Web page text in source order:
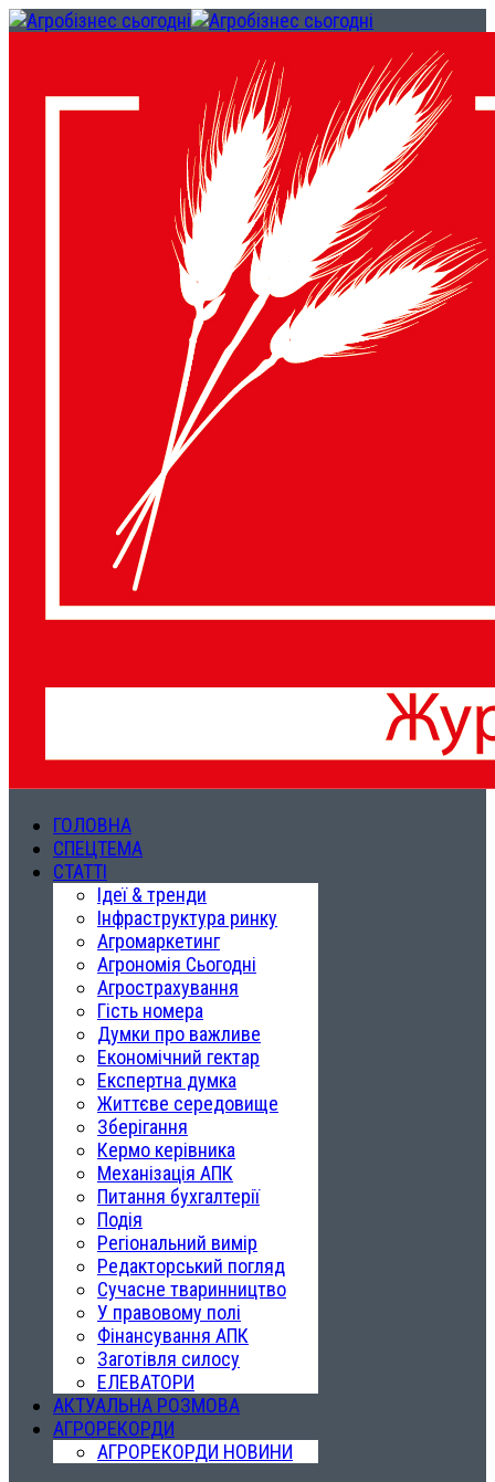
ГОЛОВНА
СПЕЦТЕМА
СТАТТІ
Ідеї & тренди
Інфраструктура ринку
Агромаркетинг
Агрономія Сьогодні
Агрострахування
Гість номера
Думки про важливе
Економічний гектар
Експертна думка
Життєве середовище
Зберігання
Кермо керівника
Механізація АПК
Питання бухгалтерії
Подія
Регіональний вимір
Редакторський погляд
Сучасне тваринництво
У правовому полі
Фінансування АПК
Заготівля силосу
ЕЛЕВАТОРИ
АКТУАЛЬНА РОЗМОВА
АГРОРЕКОРДИ
АГРОРЕКОРДИ НОВИНИ